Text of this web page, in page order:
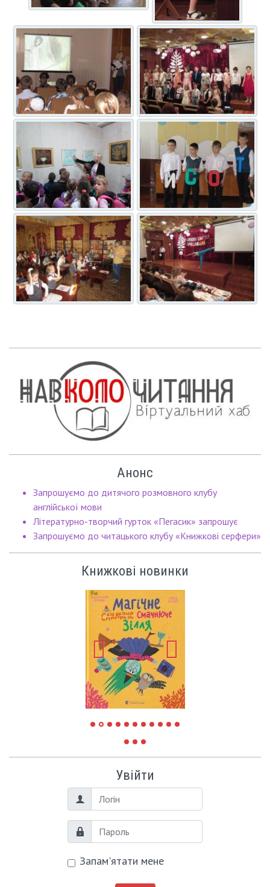
Анонс
Запрошуємо до дитячого розмовного клубу
англійської мови
Літературно-творчий гурток «Пегасик» запрошує
Запрошуємо до читацького клубу «Книжкові серфери»
Книжкові новинки
Увійти
Логін
Пароль
Запам'ятати мене